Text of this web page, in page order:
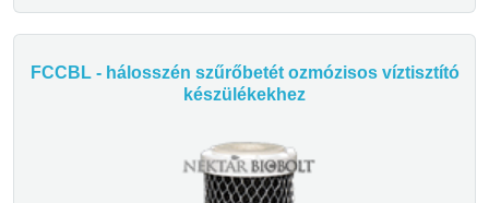
FCCBL - hálosszén szűrőbetét ozmózisos víztisztító
készülékekhez